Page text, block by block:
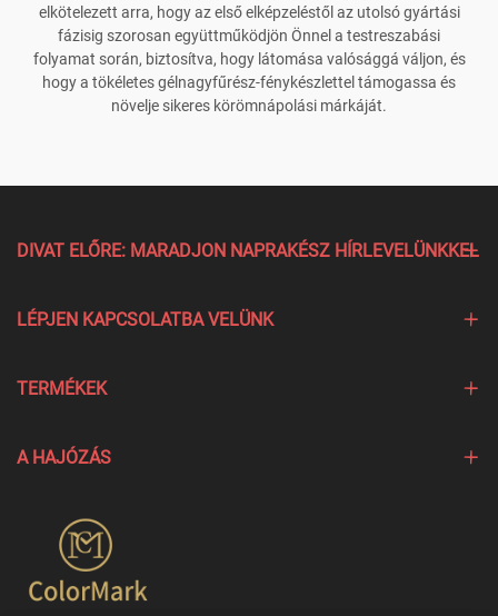
elkötelezett arra, hogy az első elképzeléstől az utolsó gyártási
fázisig szorosan együttműködjön Önnel a testreszabási
folyamat során, biztosítva, hogy látomása valósággá váljon, és
hogy a tökéletes gélnagyfűrész-fénykészlettel támogassa és
növelje sikeres körömnápolási márkáját.
DIVAT ELŐRE: MARADJON NAPRAKÉSZ HÍRLEVELÜNKKEL
LÉPJEN KAPCSOLATBA VELÜNK
TERMÉKEK
A HAJÓZÁS